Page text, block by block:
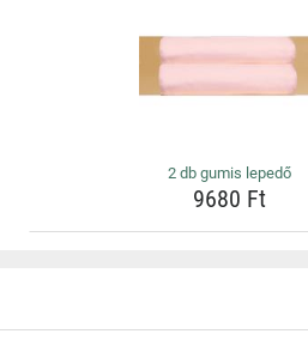
2 db gumis lepedő
9680 Ft